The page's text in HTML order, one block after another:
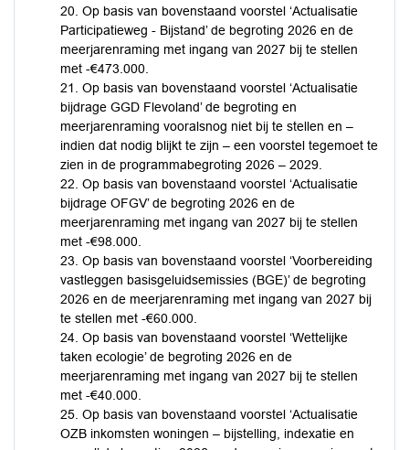
20. Op basis van bovenstaand voorstel ‘Actualisatie
Participatieweg - Bijstand’ de begroting 2026 en de
meerjarenraming met ingang van 2027 bij te stellen
met -€473.000.
21. Op basis van bovenstaand voorstel ‘Actualisatie
bijdrage GGD Flevoland’ de begroting en
meerjarenraming vooralsnog niet bij te stellen en –
indien dat nodig blijkt te zijn – een voorstel tegemoet te
zien in de programmabegroting 2026 – 2029.
22. Op basis van bovenstaand voorstel ‘Actualisatie
bijdrage OFGV’ de begroting 2026 en de
meerjarenraming met ingang van 2027 bij te stellen
met -€98.000.
23. Op basis van bovenstaand voorstel ‘Voorbereiding
vastleggen basisgeluidsemissies (BGE)’ de begroting
2026 en de meerjarenraming met ingang van 2027 bij
te stellen met -€60.000.
24. Op basis van bovenstaand voorstel ‘Wettelijke
taken ecologie’ de begroting 2026 en de
meerjarenraming met ingang van 2027 bij te stellen
met -€40.000.
25. Op basis van bovenstaand voorstel ‘Actualisatie
OZB inkomsten woningen – bijstelling, indexatie en